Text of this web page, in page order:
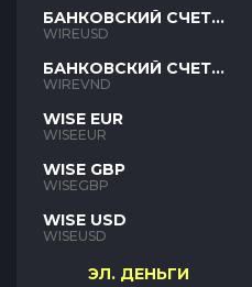
БАНКОВСКИЙ СЧЕТ
USD
WIREUSD
БАНКОВСКИЙ СЧЕТ
VND
WIREVND
WISE EUR
WISEEUR
WISE GBP
WISEGBP
WISE USD
WISEUSD
ЭЛ. ДЕНЬГИ